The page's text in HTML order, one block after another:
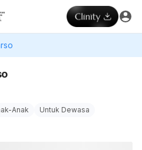
Anak Untuk Dewasa